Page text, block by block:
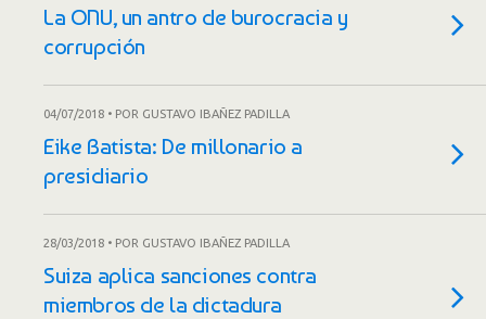
La ONU, un antro de burocracia y
corrupción
04/07/2018 • POR GUSTAVO IBAÑEZ PADILLA
Eike Batista: De millonario a
presidiario
28/03/2018 • POR GUSTAVO IBAÑEZ PADILLA
Suiza aplica sanciones contra
miembros de la dictadura